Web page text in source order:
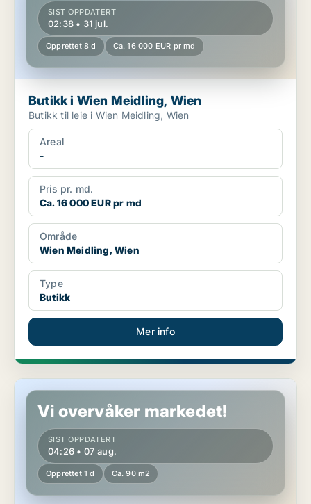
SIST OPPDATERT
02:38 • 31 jul.
Opprettet 8 d Ca. 16 000 EUR pr md
Butikk i Wien Meidling, Wien
Butikk til leie i Wien Meidling, Wien
Areal
-
Pris pr. md.
Ca. 16 000 EUR pr md
Område
Wien Meidling, Wien
Type
Butikk
Mer info
Butikk i Wien Meidling, Wien
Vi overvåker markedet!
SIST OPPDATERT
04:26 • 07 aug.
Opprettet 1 d Ca. 90 m2